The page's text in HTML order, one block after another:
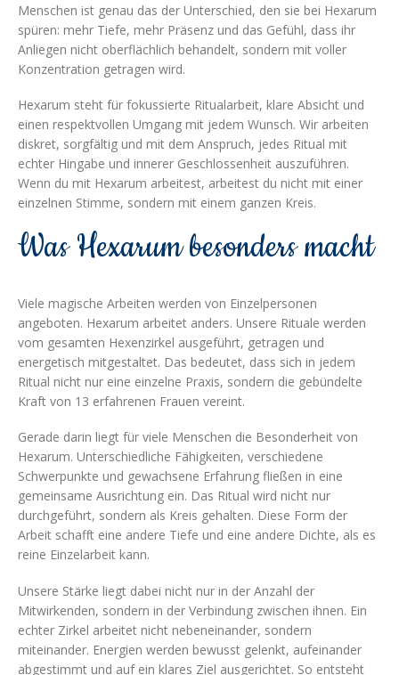
Menschen ist genau das der Unterschied, den sie bei Hexarum
spüren: mehr Tiefe, mehr Präsenz und das Gefühl, dass ihr
Anliegen nicht oberflächlich behandelt, sondern mit voller
Konzentration getragen wird.
Hexarum steht für fokussierte Ritualarbeit, klare Absicht und
einen respektvollen Umgang mit jedem Wunsch. Wir arbeiten
diskret, sorgfältig und mit dem Anspruch, jedes Ritual mit
echter Hingabe und innerer Geschlossenheit auszuführen.
Wenn du mit Hexarum arbeitest, arbeitest du nicht mit einer
einzelnen Stimme, sondern mit einem ganzen Kreis.
Was Hexarum besonders macht
Viele magische Arbeiten werden von Einzelpersonen
angeboten. Hexarum arbeitet anders. Unsere Rituale werden
vom gesamten Hexenzirkel ausgeführt, getragen und
energetisch mitgestaltet. Das bedeutet, dass sich in jedem
Ritual nicht nur eine einzelne Praxis, sondern die gebündelte
Kraft von 13 erfahrenen Frauen vereint.
Gerade darin liegt für viele Menschen die Besonderheit von
Hexarum. Unterschiedliche Fähigkeiten, verschiedene
Schwerpunkte und gewachsene Erfahrung fließen in eine
gemeinsame Ausrichtung ein. Das Ritual wird nicht nur
durchgeführt, sondern als Kreis gehalten. Diese Form der
Arbeit schafft eine andere Tiefe und eine andere Dichte, als es
reine Einzelarbeit kann.
Unsere Stärke liegt dabei nicht nur in der Anzahl der
Mitwirkenden, sondern in der Verbindung zwischen ihnen. Ein
echter Zirkel arbeitet nicht nebeneinander, sondern
miteinander. Energien werden bewusst gelenkt, aufeinander
abgestimmt und auf ein klares Ziel ausgerichtet. So entsteht